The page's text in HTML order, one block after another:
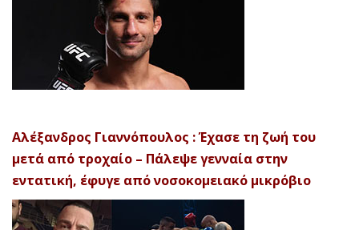
Αλέξανδρος Γιαννόπουλος : Έχασε τη ζωή του
μετά από τροχαίο – Πάλεψε γενναία στην
εντατική, έφυγε από νοσοκομειακό μικρόβιο